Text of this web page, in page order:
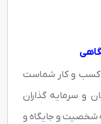
کسب و کار شماست
و سرمایه گذاران
شخصیت و جایگاه و